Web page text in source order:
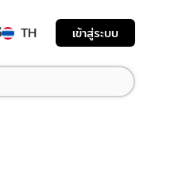
TH เข้าสู่ระบบ